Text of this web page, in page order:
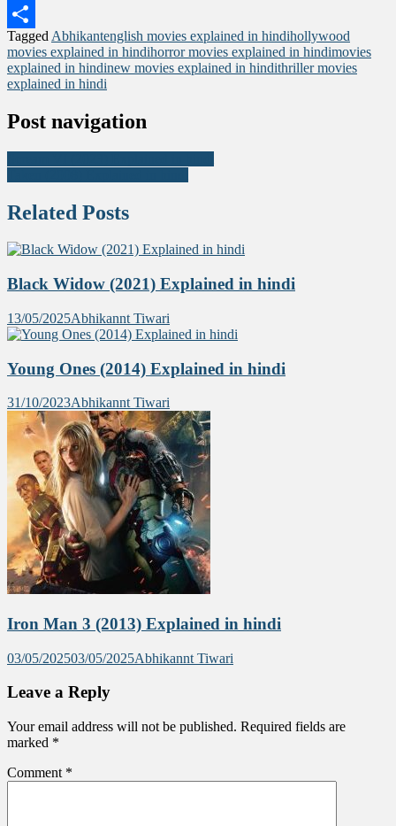
Messenger
Share
Tagged Abhikantenglish movies explained in hindihollywood
movies explained in hindihorror movies explained in hindimovies
explained in hindinew movies explained in hindithriller movies
explained in hindi
Post navigation
Related Posts
Black Widow (2021) Explained in hindi
13/05/2025Abhikannt Tiwari
Young Ones (2014) Explained in hindi
31/10/2023Abhikannt Tiwari
Iron Man 3 (2013) Explained in hindi
03/05/202503/05/2025Abhikannt Tiwari
Leave a Reply
Your email address will not be published. Required fields are
marked *
Comment *